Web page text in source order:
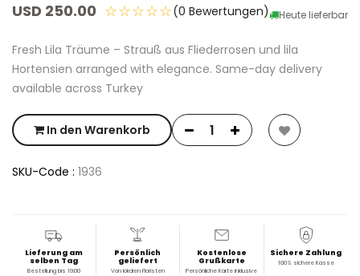
USD 250.00 Heute lieferbar
☆☆☆☆☆(0 Bewertungen)
Fresh Lila Träume – Strauß aus Fliederrosen und lila
Hortensien arranged with elegance. Same-day delivery
available across Turkey
In den Warenkorb
SKU-Code : 1936
Lieferung am
selben Tag
Bestellung bis 19:00
Persönlich
geliefert
Von lokalen Floristen
Kostenlose
Grußkarte
Persönliche Karte inklusive
Sichere Zahlung
100% sichere Kasse